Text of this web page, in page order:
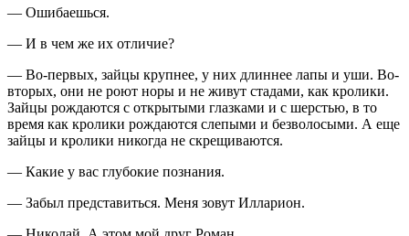
— Ошибаешься.
— И в чем же их отличие?
— Во-первых, зайцы крупнее, у них длиннее лапы и уши. Во-
вторых, они не роют норы и не живут стадами, как кролики.
Зайцы рождаются с открытыми глазками и с шерстью, в то
время как кролики рождаются слепыми и безволосыми. А еще
зайцы и кролики никогда не скрещиваются.
— Какие у вас глубокие познания.
— Забыл представиться. Меня зовут Илларион.